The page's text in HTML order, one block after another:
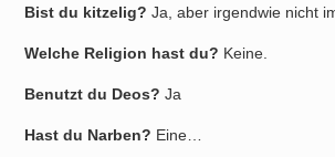
Bist du kitzelig? Ja, aber irgendwie nicht
Welche Religion hast du? Keine.
Benutzt du Deos? Ja
Hast du Narben? Eine…